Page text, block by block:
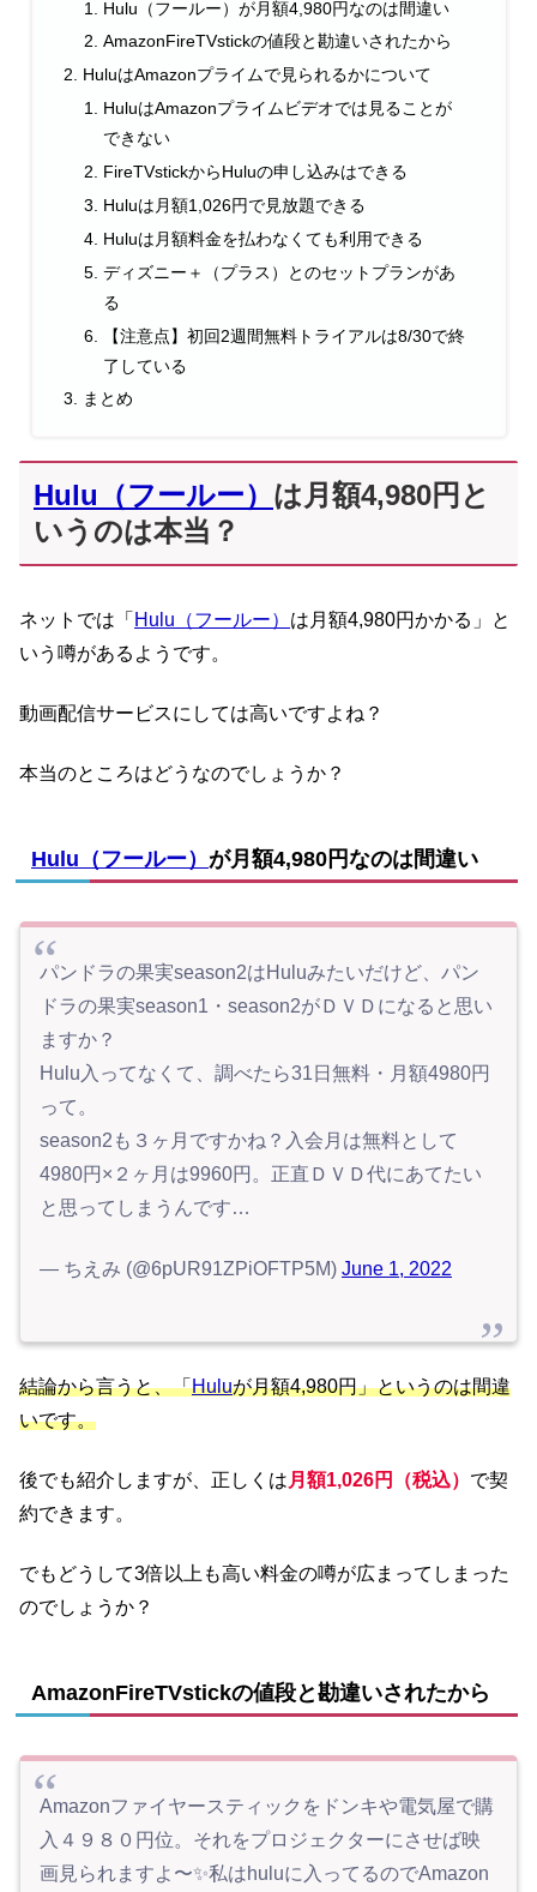
Hulu（フールー）が月額4,980円なのは間違い
AmazonFireTVstickの値段と勘違いされたから
HuluはAmazonプライムで見られるかについて
HuluはAmazonプライムビデオでは見ることが
できない
FireTVstickからHuluの申し込みはできる
Huluは月額1,026円で見放題できる
Huluは月額料金を払わなくても利用できる
ディズニー＋（プラス）とのセットプランがあ
る
【注意点】初回2週間無料トライアルは8/30で終
了している
まとめ
Hulu（フールー） は月額4,980円と
いうのは本当？
ネットでは「 Hulu（フールー） は月額4,980円かかる」と
いう噂があるようです。
動画配信サービスにしては高いですよね？
本当のところはどうなのでしょうか？
Hulu（フールー） が月額4,980円なのは間違い
パンドラの果実season2はHuluみたいだけど、パン
ドラの果実season1・season2がＤＶＤになると思い
ますか？
Hulu入ってなくて、調べたら31日無料・月額4980円
って。
season2も３ヶ月ですかね？入会月は無料として
4980円×２ヶ月は9960円。正直ＤＶＤ代にあてたい
と思ってしまうんです…
— ちえみ (@6pUR91ZPiOFTP5M) June 1, 2022
結論から言うと、「Huluが月額4,980円」というのは間違
いです。
後でも紹介しますが、正しくは 月額1,026円（税込） で契
約できます。
でもどうして3倍以上も高い料金の噂が広まってしまった
のでしょうか？
AmazonFireTVstickの値段と勘違いされたから
Amazonファイヤースティックをドンキや電気屋で購
入４９８０円位。それをプロジェクターにさせば映
画見られますよ〜✨私はhuluに入ってるのでAmazon